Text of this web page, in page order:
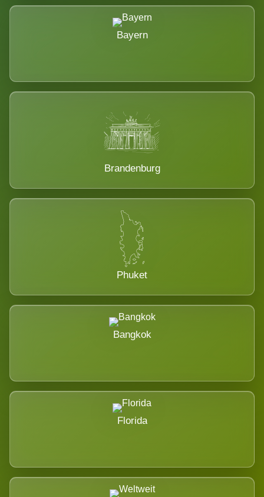
Bayern
Brandenburg
Phuket
Bangkok
Florida